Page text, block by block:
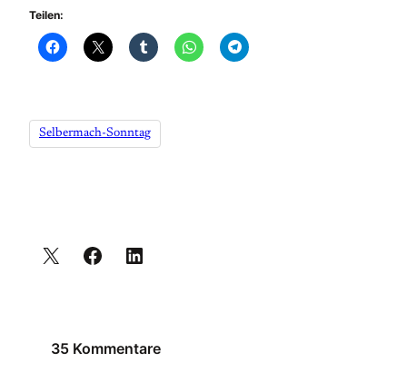
Teilen:
Selbermach-Sonntag
35 Kommentare